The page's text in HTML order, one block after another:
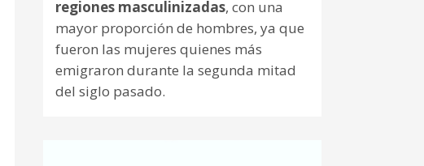
regiones masculinizadas, con una
mayor proporción de hombres, ya que
fueron las mujeres quienes más
emigraron durante la segunda mitad
del siglo pasado.